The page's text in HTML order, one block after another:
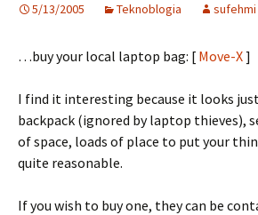
5/13/2005 Teknoblogia sufehmi
…buy your local laptop bag: [ Move-X]
I find it interesting because it looks
backpack (ignored by laptop thieves),
of space, loads of place to put your
quite reasonable.
If you wish to buy one, they can be